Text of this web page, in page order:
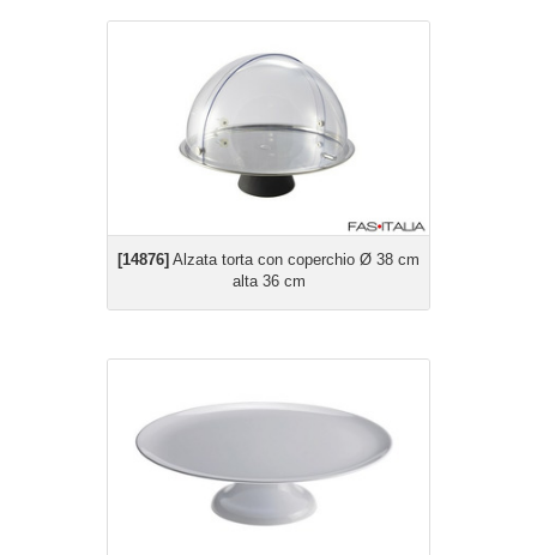
[14876] Alzata torta con coperchio Ø 38 cm
alta 36 cm